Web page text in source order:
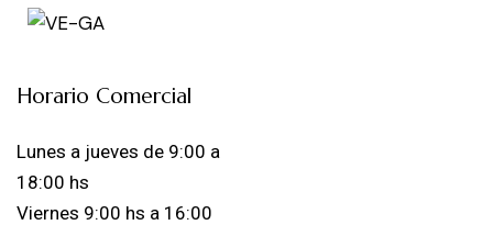
Horario Comercial
Lunes a jueves de 9:00 a
18:00 hs
Viernes 9:00 hs a 16:00